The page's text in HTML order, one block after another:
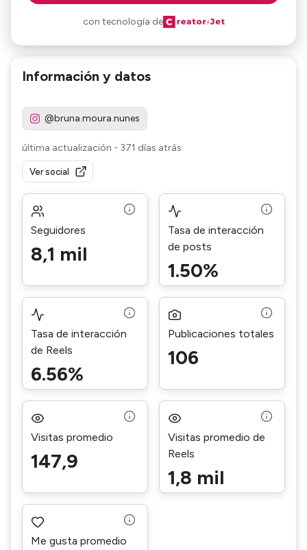
desafios acadêmicos e dicas de saúde, moda e
autoestima com leveza e verdade.
con tecnología de
Información y datos
@bruna.moura.nunes
última actualización - 371 días atrás
Ver social
Seguidores
8,1 mil
Tasa de interacción
de posts
1.50%
Tasa de interacción
de Reels
6.56%
Publicaciones totales
106
Visitas promedio
147,9
Visitas promedio de
Reels
1,8 mil
Me gusta promedio